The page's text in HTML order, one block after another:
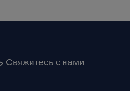
Свяжитесь с нами